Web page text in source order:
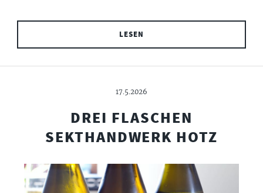
LESEN
17.5.2026
DREI FLASCHEN
SEKTHANDWERK HOTZ